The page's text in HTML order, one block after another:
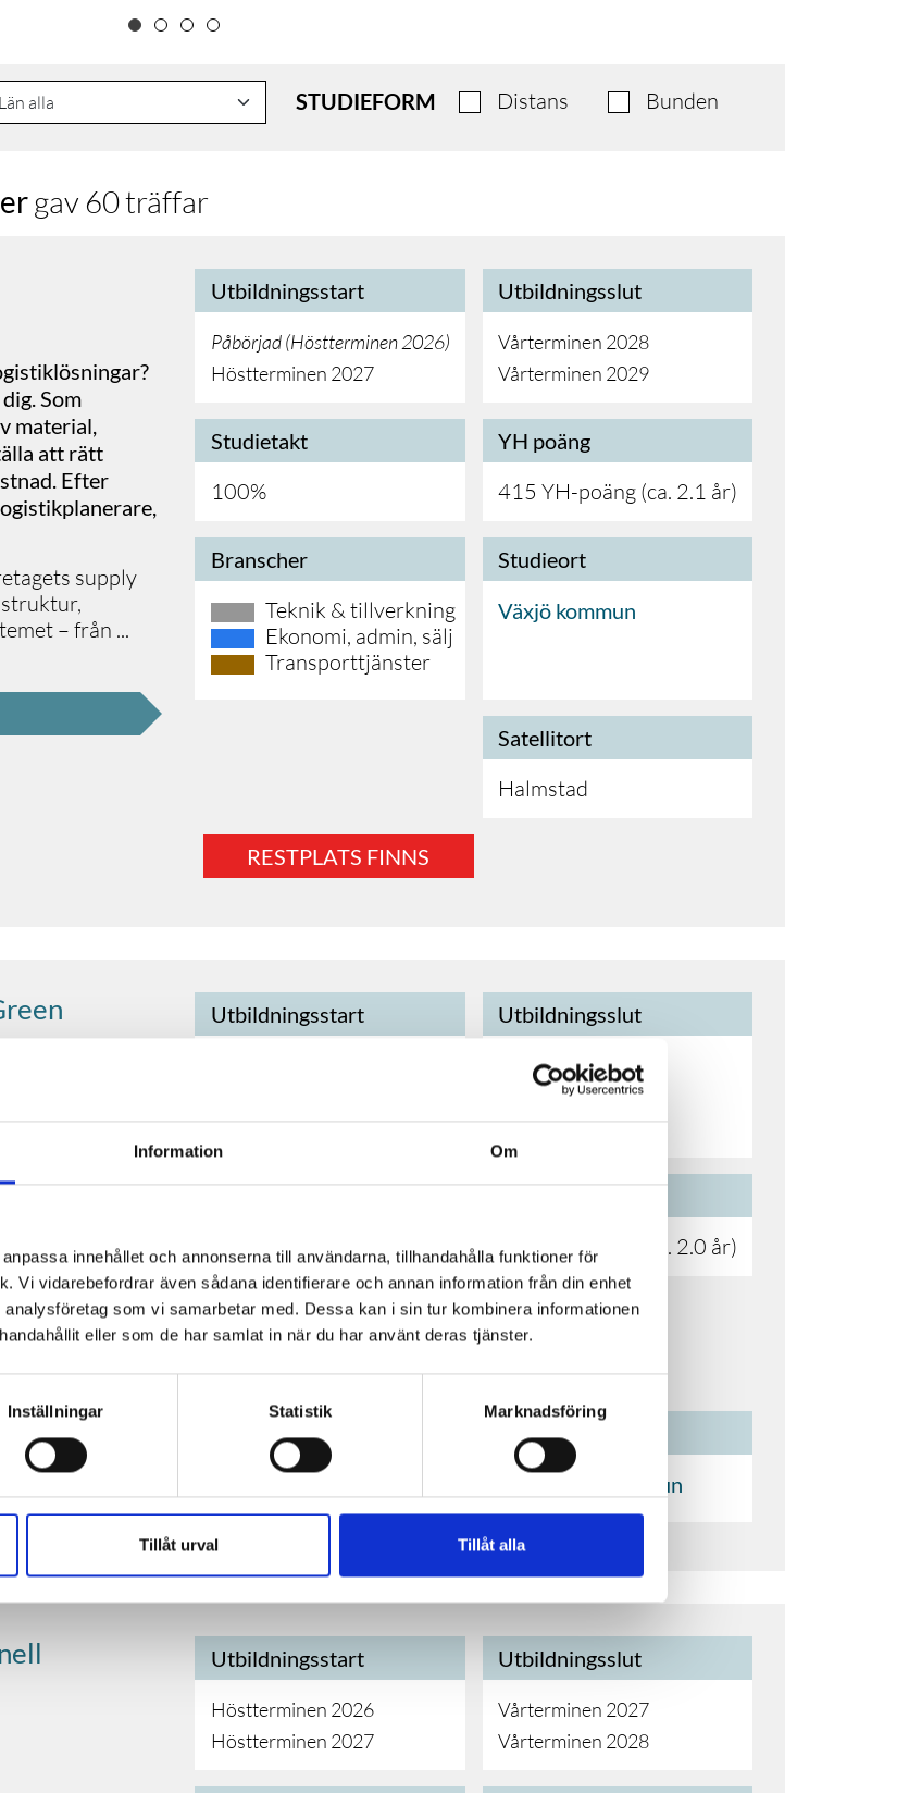
Information Om
innehållet och annonserna till användarna, tillhandahålla funktioner för
Vi vidarebefordrar även sådana identifierare och annan information från din enhet
som vi samarbetar med. Dessa kan i sin tur kombinera informationen
eller som de har samlat in när du har använt deras tjänster.
Inställningar Statistik Marknadsföring
Tillåt urval Tillåt alla
STUDIEFORM Distans Bunden
gav 60 träffar
Som
material,
att rätt
Efter
supply
– från ...
Utbildningsstart
Påbörjad (Höstterminen 2026)
Höstterminen 2027
Utbildningsslut
Vårterminen 2028
Vårterminen 2029
Studietakt
100%
YH poäng
415 YH-poäng (ca. 2.1 år)
Branscher
Teknik & tillverkning
Ekonomi, admin, sälj
Transporttjänster
Studieort
Växjö kommun
Satellitort
Halmstad
RESTPLATS FINNS
organisera
transporter
Med denna
ett
mer komplex
samt
En ökad e-
viktigare...
Utbildningsstart
Höstterminen 2028
Utbildningsslut
Vårterminen 2028
Vårterminen 2029
Vårterminen 2030
100% 400 YH-poäng (ca. 2.0 år)
Ansökan öppnar
Branscher
Studieort
Göteborgs kommun
Utbildningsstart
Höstterminen 2026
Höstterminen 2027
Utbildningsslut
Vårterminen 2027
Vårterminen 2028